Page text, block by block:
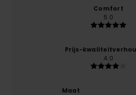
Comfort
5.0
Prijs-
4.0
Maat